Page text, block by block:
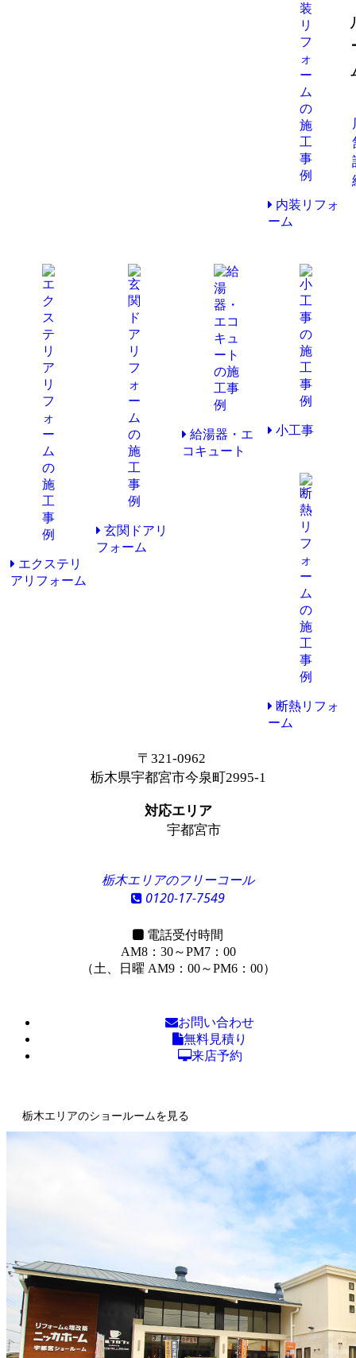
内装リフォ
ーム
エクステリ
アリフォーム
玄関ドアリ
フォーム
給湯器・エ
コキュート
小工事
断熱リフォ
ーム
〒321-0962
栃木県宇都宮市今泉町2995-1
対応エリア
宇都宮市
栃木エリアのフリーコール
0120-17-7549
電話受付時間
AM8：30～PM7：00
（土、日曜 AM9：00～PM6：00）
お問い合わせ
無料見積り
来店予約
栃木エリアのショールームを見る